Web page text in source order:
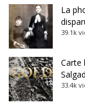
La
39.1k
Carte
33.4k